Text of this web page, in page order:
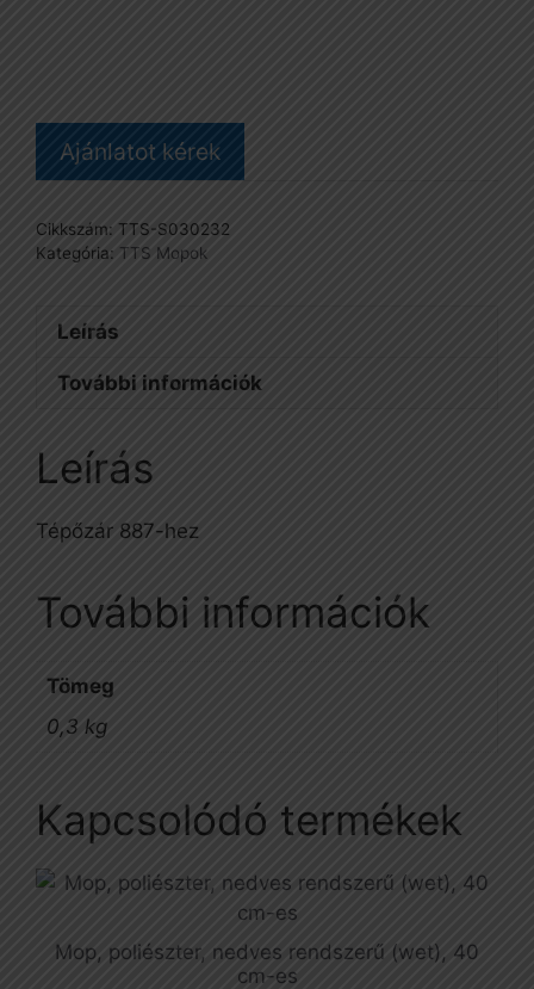
mennyiség
Ajánlatot kérek
Cikkszám: TTS-S030232
Kategória: TTS Mopok
Leírás
További információk
Leírás
Tépőzár 887-hez
További információk
Tömeg
0,3 kg
Kapcsolódó termékek
Mop, poliészter, nedves rendszerű (wet), 40
cm-es